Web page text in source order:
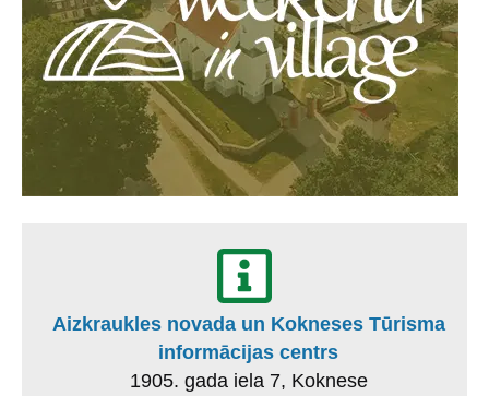
Aizkraukles novada un Kokneses Tūrisma
informācijas centrs
1905. gada iela 7, Koknese